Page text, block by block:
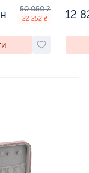
50 050 ₴
-22 252 ₴ 12